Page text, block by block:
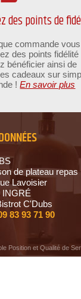
des points de
commande vous
des points
bénéficier ainsi de
cadeaux sur
!En savoir plus
de plateau repas
Lavoisier
INGRÉ
C'Dubs
83 93 71 90
Position et Qualité de